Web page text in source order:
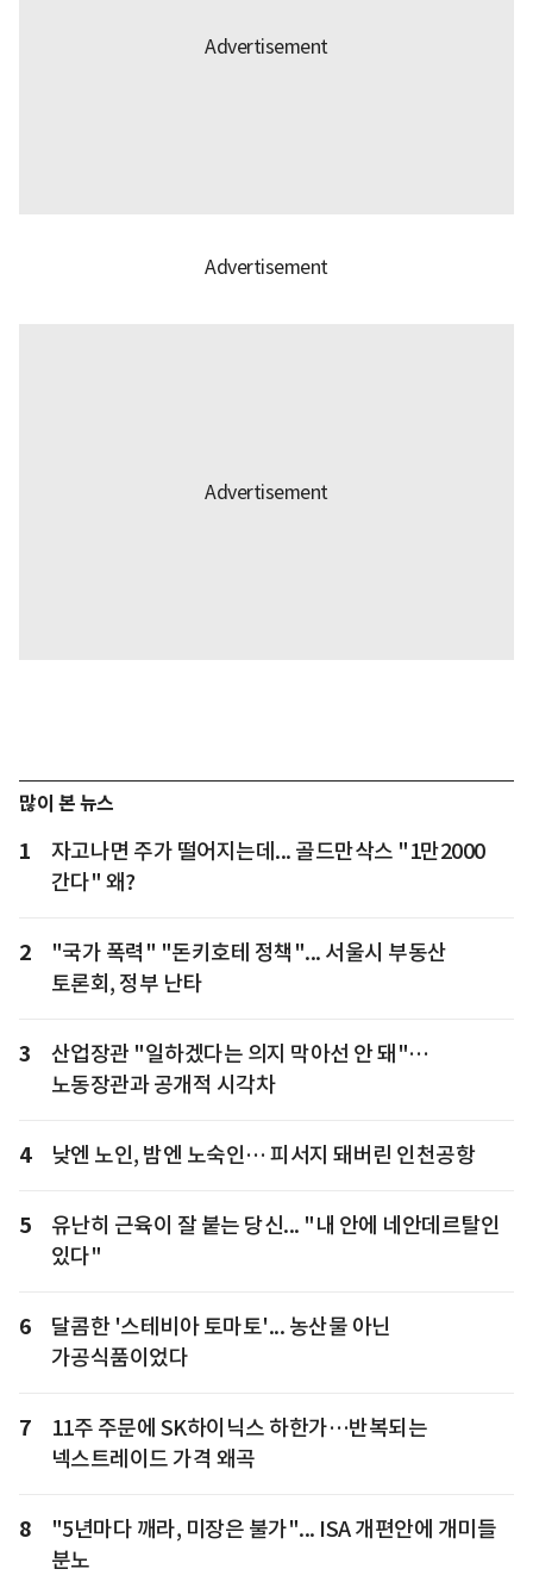
많이 본 뉴스
1
자고나면 주가 떨어지는데... 골드만삭스 "1만2000
간다" 왜?
2
"국가 폭력" "돈키호테 정책"... 서울시 부동산
토론회, 정부 난타
3
산업장관 "일하겠다는 의지 막아선 안 돼"…
노동장관과 공개적 시각차
4 낮엔 노인, 밤엔 노숙인… 피서지 돼버린 인천공항
5
유난히 근육이 잘 붙는 당신... "내 안에 네안데르탈인
있다"
6
달콤한 '스테비아 토마토'... 농산물 아닌
가공식품이었다
7
11주 주문에 SK하이닉스 하한가…반복되는
넥스트레이드 가격 왜곡
8
"5년마다 깨라, 미장은 불가"... ISA 개편안에 개미들
분노